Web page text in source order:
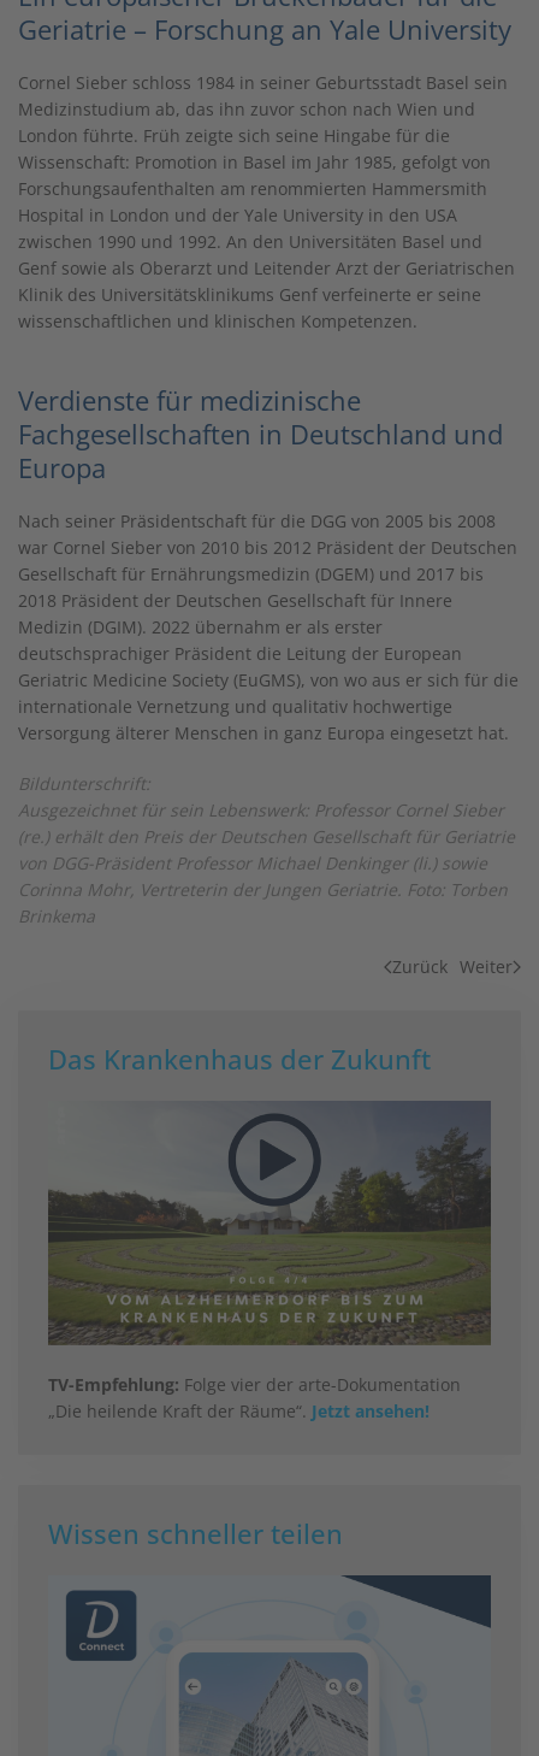
Geriatrie – Forschung an Yale University
Cornel Sieber schloss 1984 in seiner Geburtsstadt Basel sein
Medizinstudium ab, das ihn zuvor schon nach Wien und
London führte. Früh zeigte sich seine Hingabe für die
Wissenschaft: Promotion in Basel im Jahr 1985, gefolgt von
Forschungsaufenthalten am renommierten Hammersmith
Hospital in London und der Yale University in den USA
zwischen 1990 und 1992. An den Universitäten Basel und
Genf sowie als Oberarzt und Leitender Arzt der Geriatrischen
Klinik des Universitätsklinikums Genf verfeinerte er seine
wissenschaftlichen und klinischen Kompetenzen.
Verdienste für medizinische
Fachgesellschaften in Deutschland und
Europa
Nach seiner Präsidentschaft für die DGG von 2005 bis 2008
war Cornel Sieber von 2010 bis 2012 Präsident der Deutschen
Gesellschaft für Ernährungsmedizin (DGEM) und 2017 bis
2018 Präsident der Deutschen Gesellschaft für Innere
Medizin (DGIM). 2022 übernahm er als erster
deutschsprachiger Präsident die Leitung der European
Geriatric Medicine Society (EuGMS), von wo aus er sich für die
internationale Vernetzung und qualitativ hochwertige
Versorgung älterer Menschen in ganz Europa eingesetzt hat.
Bildunterschrift:
Ausgezeichnet für sein Lebenswerk: Professor Cornel Sieber
(re.) erhält den Preis der Deutschen Gesellschaft für Geriatrie
von DGG-Präsident Professor Michael Denkinger (li.) sowie
Corinna Mohr, Vertreterin der Jungen Geriatrie. Foto: Torben
Brinkema
Zurück Weiter
Das Krankenhaus der Zukunft
TV-Empfehlung: Folge vier der arte-Dokumentation
„Die heilende Kraft der Räume“. Jetzt ansehen!
Wissen schneller teilen